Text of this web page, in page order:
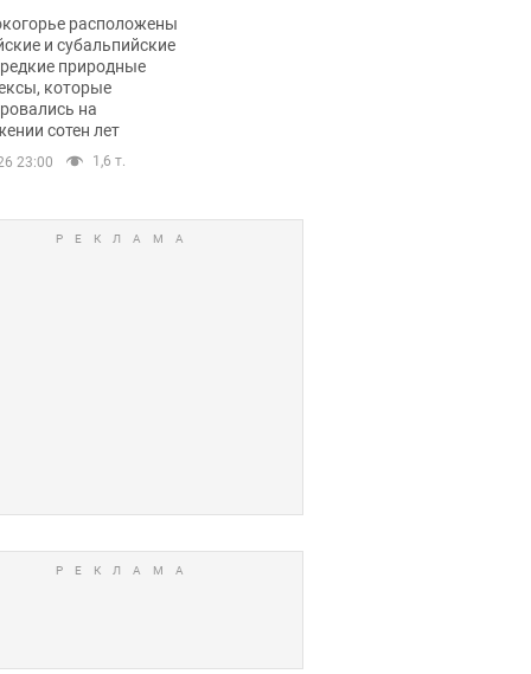
тревогурасположены
и субальпийские
природные
которые
на
сотен лет
23:00 1,6 т.